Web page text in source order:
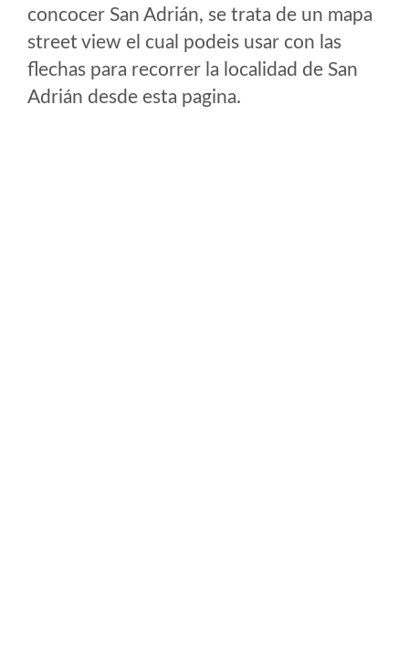
concocer San Adrián, se trata de un mapa
street view el cual podeis usar con las
flechas para recorrer la localidad de San
Adrián desde esta pagina.